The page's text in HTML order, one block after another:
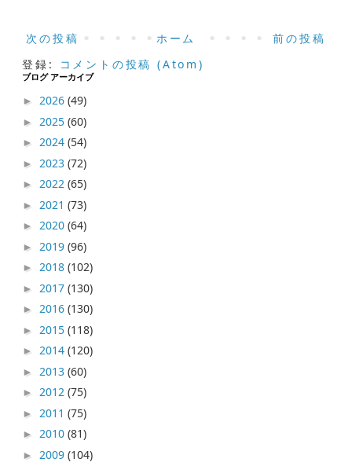
次の投稿 前の投稿
ホーム
登録:
コメントの投稿 (Atom)
ブログ アーカイブ
► 2026(49)
► 2025(60)
► 2024(54)
► 2023(72)
► 2022(65)
► 2021(73)
► 2020(64)
► 2019(96)
► 2018(102)
► 2017(130)
► 2016(130)
► 2015(118)
► 2014(120)
► 2013(60)
► 2012(75)
► 2011(75)
► 2010(81)
► 2009(104)